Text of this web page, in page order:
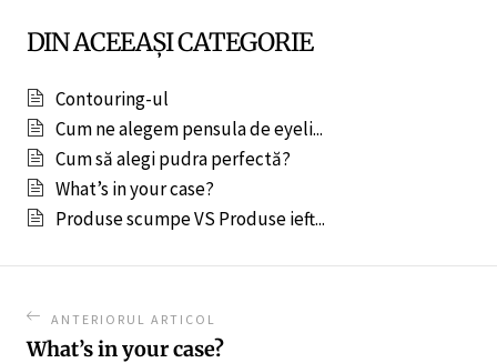
DIN ACEEAȘI CATEGORIE
Contouring-ul
Cum ne alegem pensula de eyeli...
Cum să alegi pudra perfectă?
What’s in your case?
Produse scumpe VS Produse ieft...
ANTERIORUL ARTICOL
What’s in your case?